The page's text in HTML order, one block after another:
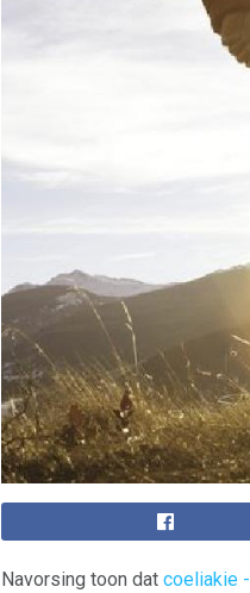
Navorsing toon dat coeliakie -